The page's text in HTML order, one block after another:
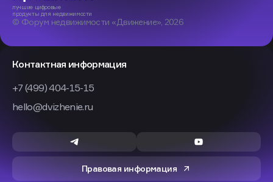
лучшие цифровые
продукты для недвижимости
© Форум недвижимости «Движение», 2026
Контактная информация
+7 (499) 404-15-15
hello@dvizhenie.ru
Правовая информация